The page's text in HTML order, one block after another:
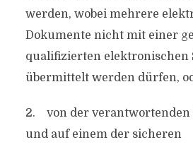
werden, wobei mehrere
Dokumente nicht mit einer
qualifizierten elektronischen
übermittelt werden dürfen,
2. von der verantwortenden
und auf einem der sicheren